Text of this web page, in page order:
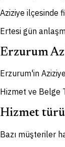
Aziziye ilçesinde
Ertesi gün
Erzurum
Erzurum'in
Hizmet ve Belge
Hizmet
Bazı müşteriler